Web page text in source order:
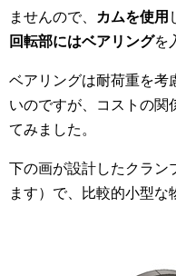
ませんので、 カムを使用
回転部にはベアリングを
ベアリングは耐荷重を考
いのですが、コストの関
てみました。
下の画が設計したクラン
ます）で、比較的小型な